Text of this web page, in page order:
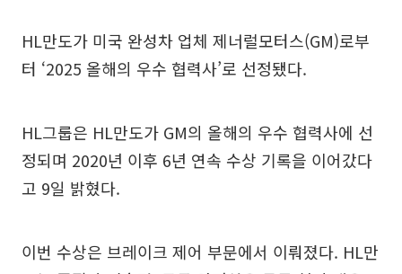
HL만도가 미국 완성차 업체 제너럴모터스(GM)로부
터 ‘2025 올해의 우수 협력사’로 선정됐다.
HL그룹은 HL만도가 GM의 올해의 우수 협력사에 선
정되며 2020년 이후 6년 연속 수상 기록을 이어갔다
고 9일 밝혔다.
이번 수상은 브레이크 제어 부문에서 이뤄졌다. HL만